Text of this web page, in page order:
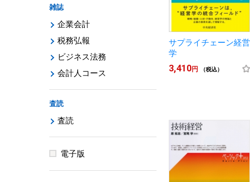
サプライチェーン経営
学
3,410円 （税込）
雑誌
企業会計
税務弘報
ビジネス法務
会計人コース
査読
査読
電子版